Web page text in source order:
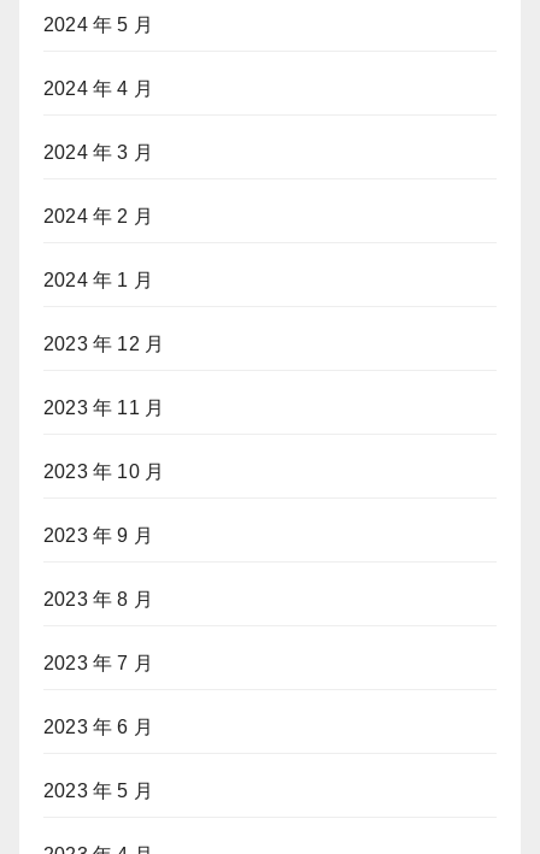
2024 年 5 月
2024 年 4 月
2024 年 3 月
2024 年 2 月
2024 年 1 月
2023 年 12 月
2023 年 11 月
2023 年 10 月
2023 年 9 月
2023 年 8 月
2023 年 7 月
2023 年 6 月
2023 年 5 月